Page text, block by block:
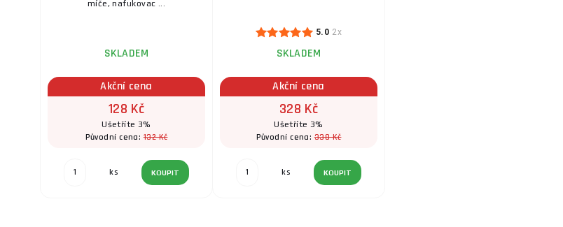
míče, nafukovac ...
SKLADEM
Akční cena
128 Kč
Ušetříte 3%
Původní cena:132 Kč
ks KOUPIT
5.0 2x
SKLADEM
Akční cena
328 Kč
Ušetříte 3%
Původní cena:338 Kč
ks KOUPIT